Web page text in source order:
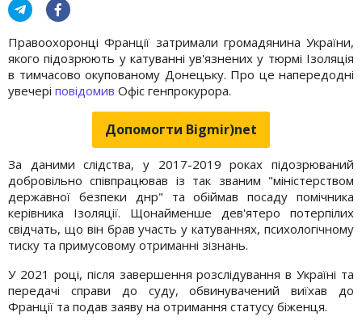
Правоохоронці Франції затримали громадянина України,
якого підозрюють у катуванні ув'язнених у тюрмі Ізоляція
в тимчасово окупованому Донецьку. Про це напередодні
увечері повідомив Офіс генпрокурора.
Допомогти Bigmir)net
За даними слідства, у 2017-2019 роках підозрюваний
добровільно співпрацював із так званим "міністерством
державної безпеки днр" та обіймав посаду помічника
керівника Ізоляції. Щонайменше дев'ятеро потерпілих
свідчать, що він брав участь у катуваннях, психологічному
тиску та примусовому отриманні зізнань.
У 2021 році, після завершення розслідування в Україні та
передачі справи до суду, обвинувачений виїхав до
Франції та подав заяву на отримання статусу біженця.